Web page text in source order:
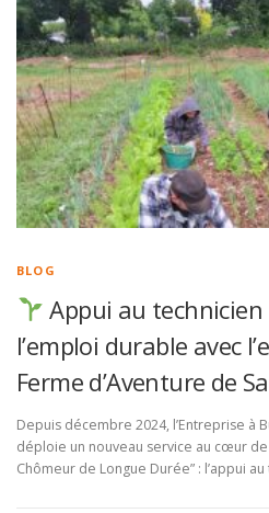
BLOG
Appui au
l’emploi durable avec
Ferme d’Aventure de
Depuis décembre 2024, l’Entreprise à
déploie un nouveau service au cœur
Chômeur de Longue Durée” : l’appui